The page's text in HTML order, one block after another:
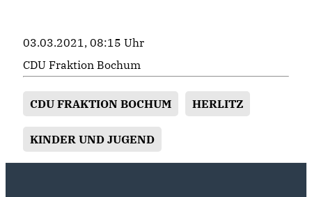
03.03.2021, 08:15 Uhr
CDU Fraktion Bochum
CDU FRAKTION BOCHUM HERLITZ
KINDER UND JUGEND